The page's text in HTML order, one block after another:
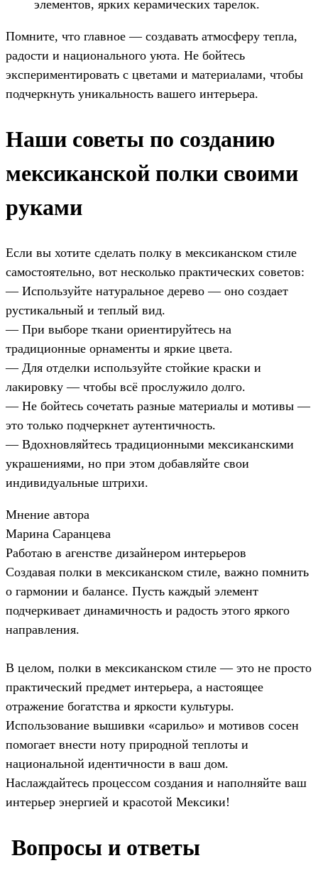
элементов, ярких керамических тарелок.
Помните, что главное — создавать атмосферу тепла,
радости и национального уюта. Не бойтесь
экспериментировать с цветами и материалами, чтобы
подчеркнуть уникальность вашего интерьера.
Наши советы по созданию
мексиканской полки своими
руками
Если вы хотите сделать полку в мексиканском стиле
самостоятельно, вот несколько практических советов:
— Используйте натуральное дерево — оно создает
рустикальный и теплый вид.
— При выборе ткани ориентируйтесь на
традиционные орнаменты и яркие цвета.
— Для отделки используйте стойкие краски и
лакировку — чтобы всё прослужило долго.
— Не бойтесь сочетать разные материалы и мотивы —
это только подчеркнет аутентичность.
— Вдохновляйтесь традиционными мексиканскими
украшениями, но при этом добавляйте свои
индивидуальные штрихи.
Мнение автора
Марина Саранцева
Работаю в агенстве дизайнером интерьеров
Создавая полки в мексиканском стиле, важно помнить
о гармонии и балансе. Пусть каждый элемент
подчеркивает динамичность и радость этого яркого
направления.
В целом, полки в мексиканском стиле — это не просто
практический предмет интерьера, а настоящее
отражение богатства и яркости культуры.
Использование вышивки «сарильо» и мотивов сосен
помогает внести ноту природной теплоты и
национальной идентичности в ваш дом.
Наслаждайтесь процессом создания и наполняйте ваш
интерьер энергией и красотой Мексики!
️ Вопросы и ответы